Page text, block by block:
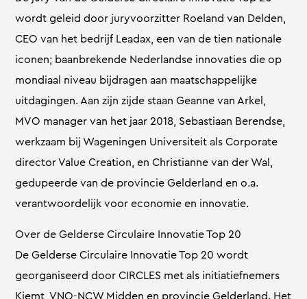
wordt geleid door juryvoorzitter Roeland van Delden,
CEO van het bedrijf Leadax, een van de tien nationale
iconen; baanbrekende Nederlandse innovaties die op
mondiaal niveau bijdragen aan maatschappelijke
uitdagingen. Aan zijn zijde staan Geanne van Arkel,
MVO manager van het jaar 2018, Sebastiaan Berendse,
werkzaam bij Wageningen Universiteit als Corporate
director Value Creation, en Christianne van der Wal,
gedupeerde van de provincie Gelderland en o.a.
verantwoordelijk voor economie en innovatie.
Over de Gelderse Circulaire Innovatie Top 20
De Gelderse Circulaire Innovatie Top 20 wordt
georganiseerd door CIRCLES met als initiatiefnemers